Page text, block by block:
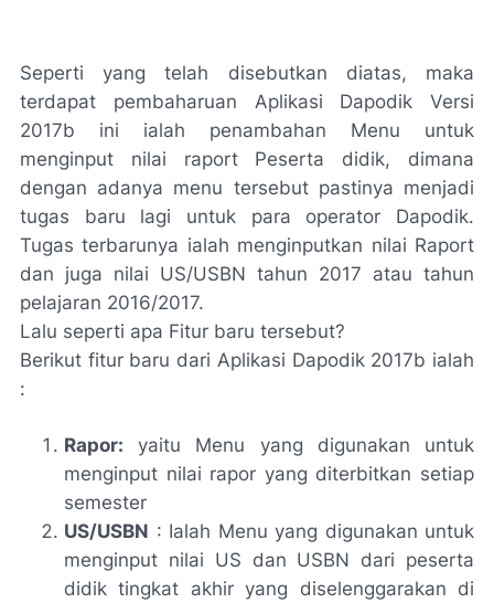
Seperti yang telah disebutkan diatas, maka
terdapat pembaharuan Aplikasi Dapodik Versi
2017b ini ialah penambahan Menu untuk
menginput nilai raport Peserta didik, dimana
dengan adanya menu tersebut pastinya menjadi
tugas baru lagi untuk para operator Dapodik.
Tugas terbarunya ialah menginputkan nilai Raport
dan juga nilai US/USBN tahun 2017 atau tahun
pelajaran 2016/2017.
Lalu seperti apa Fitur baru tersebut?
Berikut fitur baru dari Aplikasi Dapodik 2017b ialah
:
Rapor: yaitu Menu yang digunakan untuk
menginput nilai rapor yang diterbitkan setiap
semester
US/USBN : Ialah Menu yang digunakan untuk
menginput nilai US dan USBN dari peserta
didik tingkat akhir yang diselenggarakan di